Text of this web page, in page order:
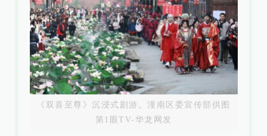
《双喜至尊》沉浸式剧游。潼南区委宣传部供图
第1眼TV-华龙网发